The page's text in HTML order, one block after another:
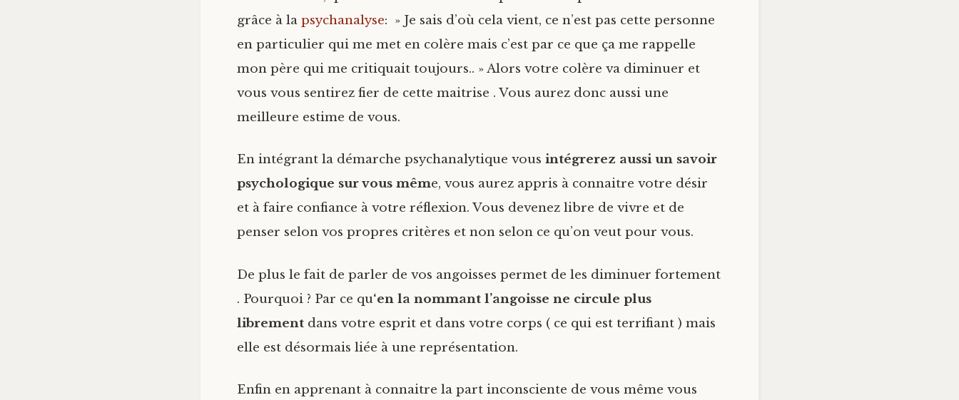
grâce à la psychanalyse: » Je sais d’où cela vient, ce n’est pas cette personne
en particulier qui me met en colère mais c’est par ce que ça me rappelle
mon père qui me critiquait toujours.. » Alors votre colère va diminuer et
vous vous sentirez fier de cette maitrise . Vous aurez donc aussi une
meilleure estime de vous.
En intégrant la démarche psychanalytique vous intégrerez aussi un savoir
psychologique sur vous même, vous aurez appris à connaitre votre désir
et à faire confiance à votre réflexion. Vous devenez libre de vivre et de
penser selon vos propres critères et non selon ce qu’on veut pour vous.
De plus le fait de parler de vos angoisses permet de les diminuer fortement
. Pourquoi ? Par ce qu‘en la nommant l’angoisse ne circule plus
librement dans votre esprit et dans votre corps ( ce qui est terrifiant ) mais
elle est désormais liée à une représentation.
Enfin en apprenant à connaitre la part inconsciente de vous même vous